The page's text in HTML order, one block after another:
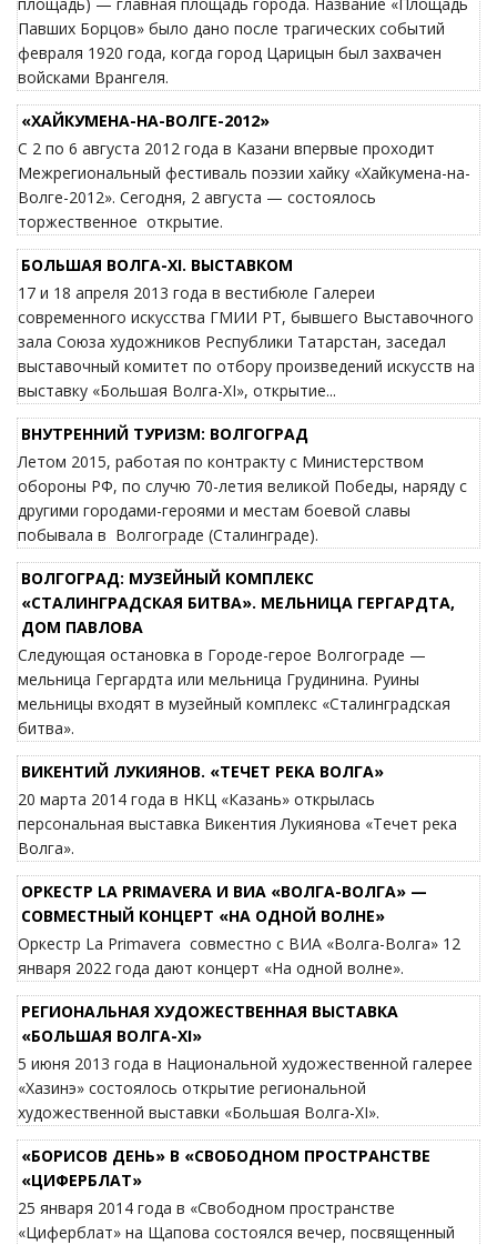
Павших Борцов» было дано после трагических событий
февраля 1920 года, когда город Царицын был захвачен
войсками Врангеля.
«ХАЙКУМЕНА-НА-ВОЛГЕ-2012»
С 2 по 6 августа 2012 года в Казани впервые проходит
Межрегиональный фестиваль поэзии хайку «Хайкумена-на-
Волге-2012». Сегодня, 2 августа — состоялось
торжественное открытие.
БОЛЬШАЯ ВОЛГА-XI. ВЫСТАВКОМ
17 и 18 апреля 2013 года в вестибюле Галереи
современного искусства ГМИИ РТ, бывшего Выставочного
зала Союза художников Республики Татарстан, заседал
выставочный комитет по отбору произведений искусств на
выставку «Большая Волга-XI», открытие...
ВНУТРЕННИЙ ТУРИЗМ: ВОЛГОГРАД
Летом 2015, работая по контракту с Министерством
обороны РФ, по случю 70-летия великой Победы, наряду с
другими городами-героями и местам боевой славы
побывала в Волгограде (Сталинграде).
ВОЛГОГРАД: МУЗЕЙНЫЙ КОМПЛЕКС
«СТАЛИНГРАДСКАЯ БИТВА». МЕЛЬНИЦА ГЕРГАРДТА,
ДОМ ПАВЛОВА
Следующая остановка в Городе-герое Волгограде —
мельница Гергардта или мельница Грудинина. Руины
мельницы входят в музейный комплекс «Сталинградская
битва».
ВИКЕНТИЙ ЛУКИЯНОВ. «ТЕЧЕТ РЕКА ВОЛГА»
20 марта 2014 года в НКЦ «Казань» открылась
персональная выставка Викентия Лукиянова «Течет река
Волга».
ОРКЕСТР LA PRIMAVERA И ВИА «ВОЛГА-ВОЛГА» —
СОВМЕСТНЫЙ КОНЦЕРТ «НА ОДНОЙ ВОЛНЕ»
Оркестр La Primavera совместно с ВИА «Волга-Волга» 12
января 2022 года дают концерт «На одной волне».
РЕГИОНАЛЬНАЯ ХУДОЖЕСТВЕННАЯ ВЫСТАВКА
«БОЛЬШАЯ ВОЛГА-XI»
5 июня 2013 года в Национальной художественной галерее
«Хазинэ» состоялось открытие региональной
художественной выставки «Большая Волга-XI».
«БОРИСОВ ДЕНЬ» В «СВОБОДНОМ ПРОСТРАНСТВЕ
«ЦИФЕРБЛАТ»
25 января 2014 года в «Свободном пространстве
«Циферблат» на Щапова состоялся вечер, посвященный